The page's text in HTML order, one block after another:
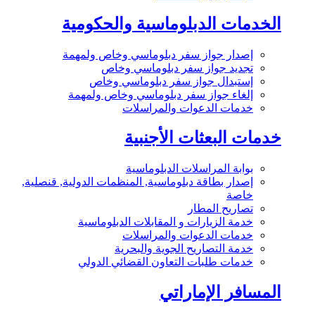
الخدمات الدبلوماسية والحكومية
إصدار جواز سفر دبلوماسي وخاص ولمهمة
تجديد جواز سفر دبلوماسي وخاص
إستبدال جواز سفر دبلوماسي وخاص
إلغاء جواز سفر دبلوماسي وخاص ولمهمة
خدمات الدعوات والمراسلات
خدمات البعثات الأجنبية
بوابة المراسلات الدبلوماسية
إصدار بطاقة دبلوماسية, المنظمات الدولية, قنصلية,
خاصة
تصاريح المطار
خدمة الزيارات و المقابلات الدبلوماسية
خدمات الدعوات والمراسلات
خدمة التصاريح الجوية والبحرية
خدمات طلبات التعاون القضائي الدولي
المسافر الإماراتي